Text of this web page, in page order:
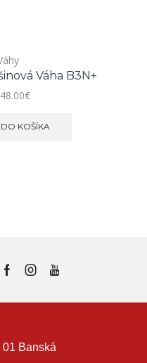
Váha B3N+
€
KOŠÍKA
01 Banská